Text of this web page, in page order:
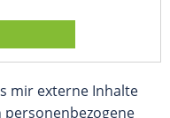
mir externe Inhalte